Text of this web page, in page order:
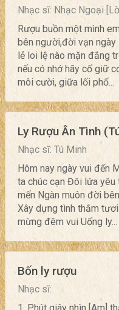
Nhạc sĩ: Nhạc Ngoại
Rượu buồn một mình
bên người,đời vạn
lẻ loi lệ nào mặn đắng
nếu có nhớ hãy cố giữ
môi cười, giữa lối phố...
Ly Rượu Ân Tình
Nhạc sĩ: Tú Minh
Hôm nay ngày vui đến
ta chúc cạn Đôi lứa yêu
mến Ngàn muôn đời
Xây dựng tình thắm
mừng đêm vui Uống ly...
Bốn ly rượu
Nhạc sĩ: